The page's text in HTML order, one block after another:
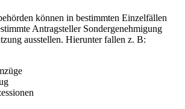
können in bestimmten Einzelfällen
Antragsteller Sondergenehmigung
ausstellen. Hierunter fallen z. B: